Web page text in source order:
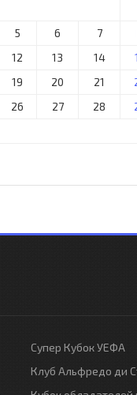
5 6 7
12 13 14
19 20 21
26 27 28
Супер Кубок УЕФА
Клуб Альфредо ди